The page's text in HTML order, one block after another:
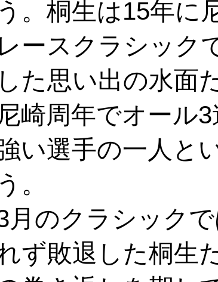
。桐生は15年に
ースクラシック
た思い出の水面
崎周年でオール
い選手の一人と
。
月のクラシック
ず敗退した桐生